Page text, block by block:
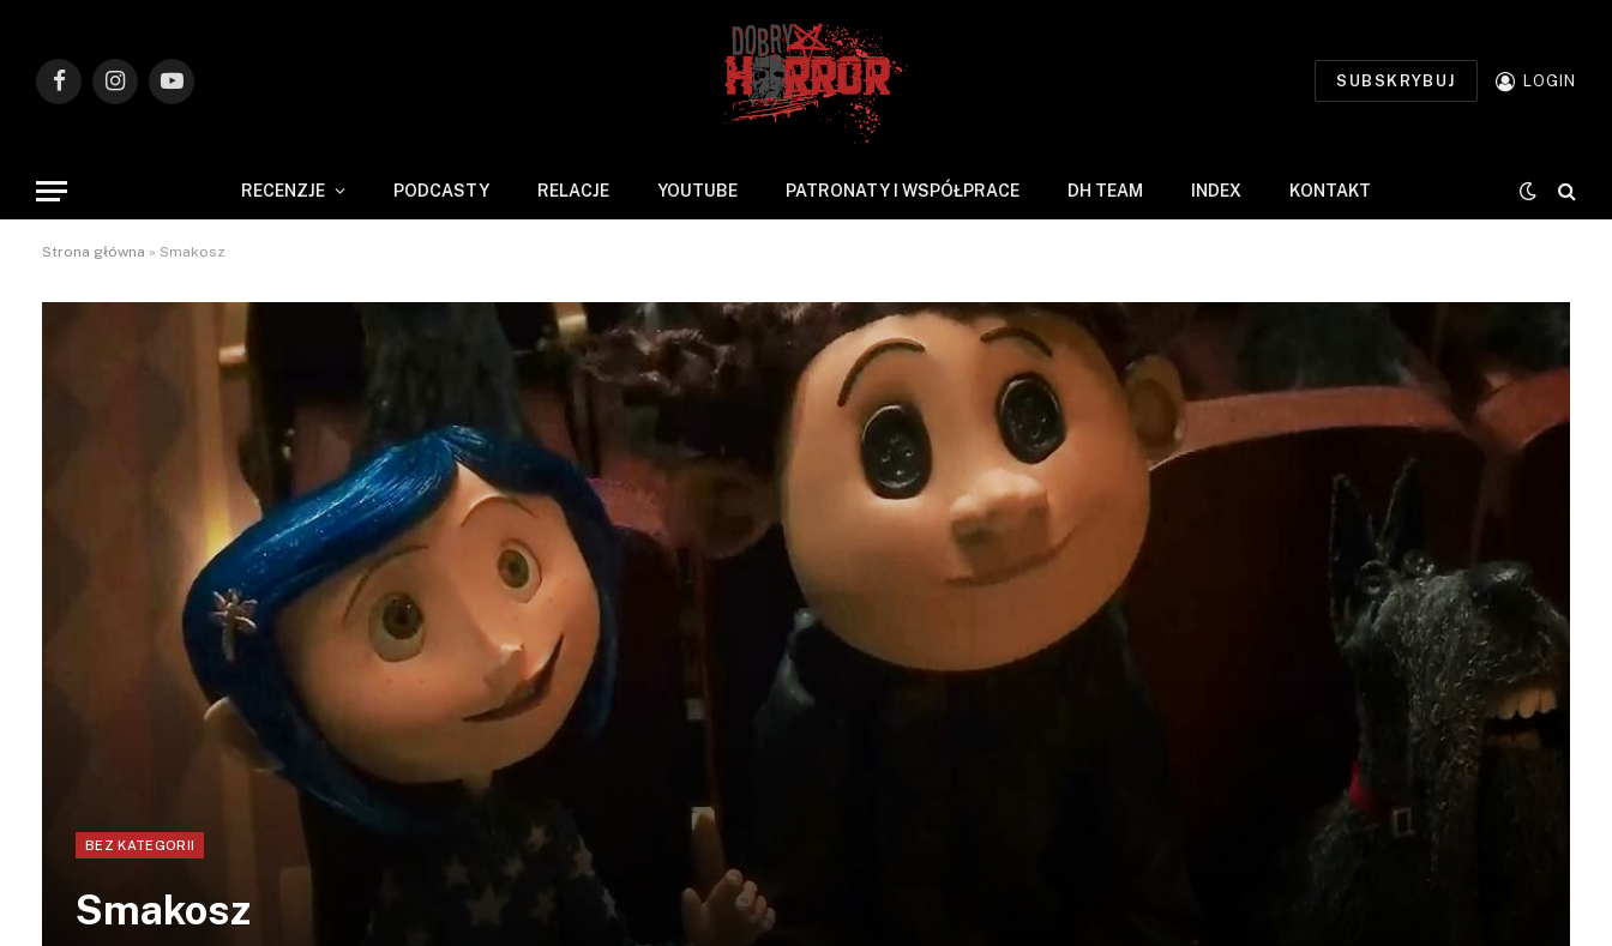
FacebookInstagramYouTube
SUBSKRYBUJ LOGIN
RECENZJE PODCASTY RELACJE YOUTUBE PATRONATY I WSPÓŁPRACE DH TEAM INDEX KONTAKT
Strona główna » Smakosz
BEZ KATEGORII
Smakosz